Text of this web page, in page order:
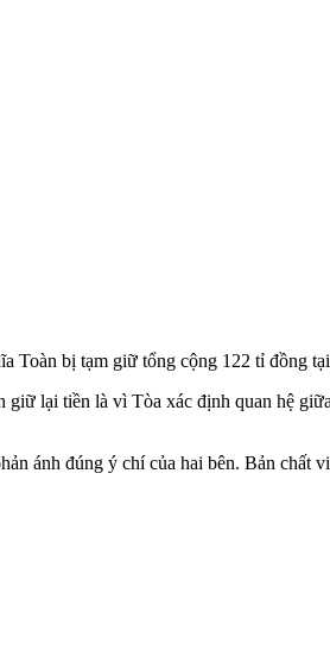
Toàn bị tạm giữ tổng cộng 122 tỉ đồng
giữ lại tiền là vì Tòa xác định quan hệ
ánh đúng ý chí của hai bên. Bản chất